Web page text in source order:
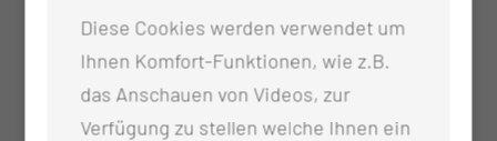
gegeben wird und sie, für diese und seine
Angehörigen ein fester Ansprechpartner ist.
Die Unterweisungen durch eine Kinästhetik
Trainerin erfolgt regelmäßig (Kinästhetik ist
Diese Cookies werden verwendet um
Ihnen Komfort-Funktionen, wie z.B.
das Anschauen von Videos, zur
Verfügung zu stellen welche Ihnen ein